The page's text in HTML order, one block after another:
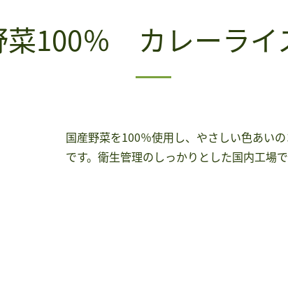
菜100％ カレーライ
国産野菜を100％使用し、やさしい色あい
です。衛生管理のしっかりとした国内工場で